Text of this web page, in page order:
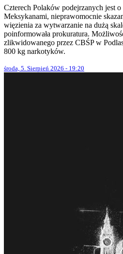
Czterech Polaków podejrzanych jest o
Meksykanami, nieprawomocnie
więzienia za wytwarzanie na dużą
poinformowała prokuratura.
zlikwidowanego przez CBŚP w
800 kg narkotyków.
środa, 5. Sierpień 2026 - 19:20